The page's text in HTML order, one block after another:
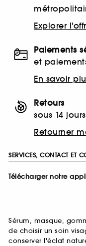
Explorer
Paiements
et
En savoir
Retours
sous 14 jours
Retourner
SERVICES, CONTACT ET
Télécharger notre
Sérum, masque,
de choisir un soin
conserver l'éclat